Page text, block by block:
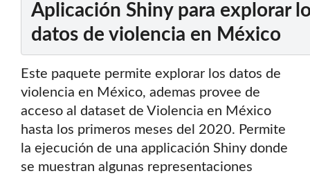
Aplicación Shiny para explorar
datos de violencia en México
Este paquete permite explorar los datos de
violencia en México, ademas provee de
acceso al dataset de Violencia en México
hasta los primeros meses del 2020. Permite
la ejecución de una applicación Shiny donde
se muestran algunas representaciones